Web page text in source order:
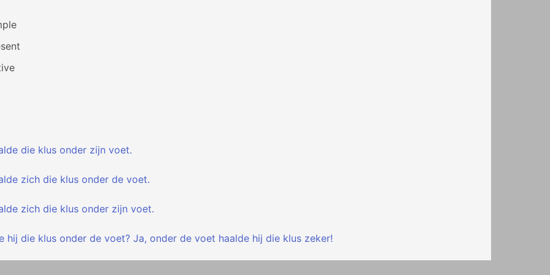
die klus onder zijn voet.
zich die klus onder de voet.
zich die klus onder zijn voet.
hij die klus onder de voet? Ja, onder de voet haalde hij die klus zeker!